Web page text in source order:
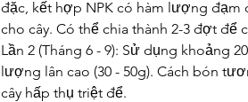
đặc, kết hợp NPK có hàm lượng đạm
cho cây. Có thể chia thành 2-3 đợt để
Lần 2 (Tháng 6 - 9): Sử dụng khoảng
lượng lân cao (30 - 50g). Cách bón
cây hấp thụ triệt để.